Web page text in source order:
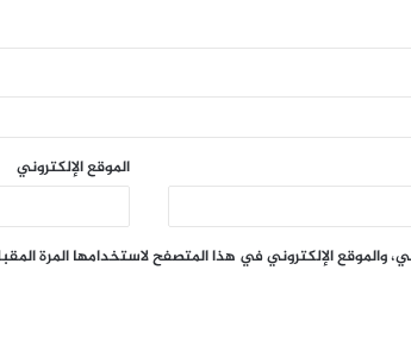
الموقع الإلكتروني
والموقع الإلكتروني في هذا المتصفح لاستخدامها المرة